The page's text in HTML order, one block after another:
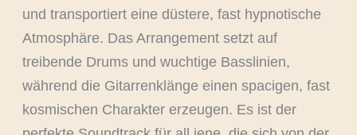
und transportiert eine düstere, fast hypnotische
Atmosphäre. Das Arrangement setzt auf
treibende Drums und wuchtige Basslinien,
während die Gitarrenklänge einen spacigen, fast
kosmischen Charakter erzeugen. Es ist der